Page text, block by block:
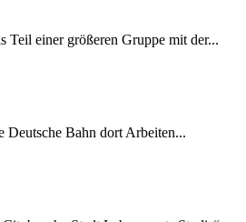
Teil einer größeren Gruppe mit der...
Deutsche Bahn dort Arbeiten...